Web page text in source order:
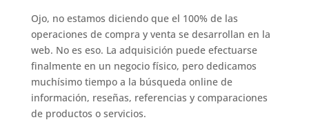
Ojo, no estamos diciendo que el 100% de las
operaciones de compra y venta se desarrollan en la
web. No es eso. La adquisición puede efectuarse
finalmente en un negocio físico, pero dedicamos
muchísimo tiempo a la búsqueda online de
información, reseñas, referencias y comparaciones
de productos o servicios.